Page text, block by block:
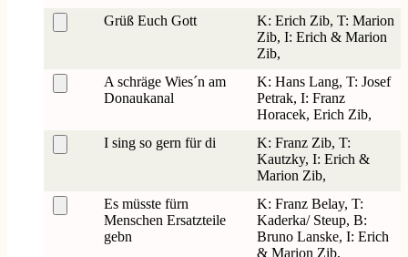
Grüß Euch Gott
K: Erich Zib, T: Marion
Zib, I: Erich & Marion
Zib,
A schräge Wies´n am
Donaukanal
K: Hans Lang, T: Josef
Petrak, I: Franz
Horacek, Erich Zib,
I sing so gern für di
K: Franz Zib, T:
Kautzky, I: Erich &
Marion Zib,
Es müsste fürn
Menschen Ersatzteile
gebn
K: Franz Belay, T:
Kaderka/ Steup, B:
Bruno Lanske, I: Erich
& Marion Zib,